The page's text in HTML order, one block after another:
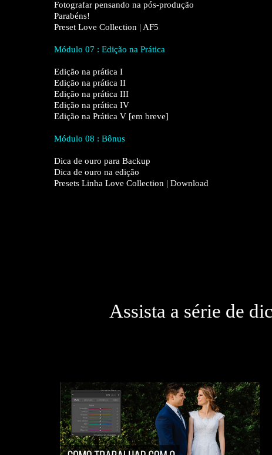
Fotografar pensando na pós-produção
Parabéns!
Preset Love Collection | AF5
Módulo 07 : Edição na Prática
Edição na prática I
Edição na prática II
Edição na prática III
Edição na prática IV
Edição na Prática V [em breve]
Módulo 08 : Bônus
Dica de ouro para Backup
Dica de ouro na edição
Presets Linha Love Collection | Download
Assista a série de